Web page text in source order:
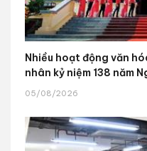
Nhiều hoạt động văn
nhân kỷ niệm 138 năm
05/08/2026